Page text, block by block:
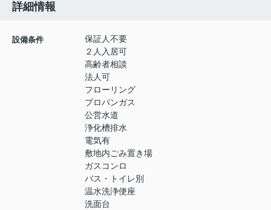
詳細情報
設備条件
保証人不要
２人入居可
高齢者相談
法人可
フローリング
プロパンガス
公営水道
浄化槽排水
電気有
敷地内ごみ置き場
ガスコンロ
バス・トイレ別
温水洗浄便座
洗面台